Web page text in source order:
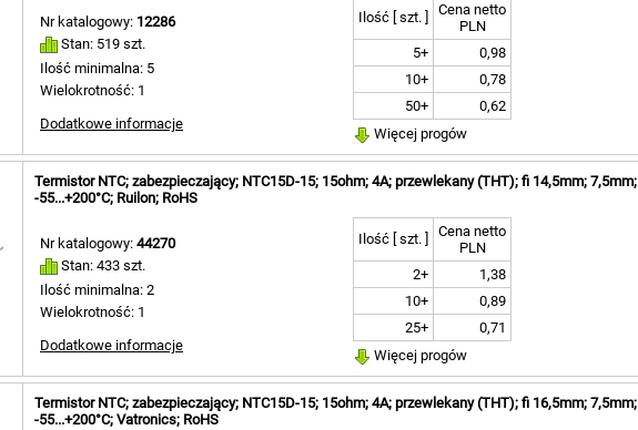
Nr katalogowy: 12286
Stan: 519 szt.
Ilość minimalna: 5
Wielokrotność: 1
Dodatkowe informacje
Ilość [ szt. ]
Cena netto
PLN
5+
0,98
10+
0,78
50+
0,62
Więcej progów
Termistor NTC; zabezpieczający; NTC15D-15; 15ohm; 4A; przewlekany (THT); fi 14,5mm; 7,5mm;
-55...+200°C; Ruilon; RoHS
Nr katalogowy: 44270
Stan: 433 szt.
Ilość minimalna: 2
Wielokrotność: 1
Dodatkowe informacje
Ilość [ szt. ]
Cena netto
PLN
2+
1,38
10+
0,89
25+
0,71
Więcej progów
Termistor NTC; zabezpieczający; NTC15D-15; 15ohm; 4A; przewlekany (THT); fi 16,5mm; 7,5mm;
-55...+200°C; Vatronics; RoHS